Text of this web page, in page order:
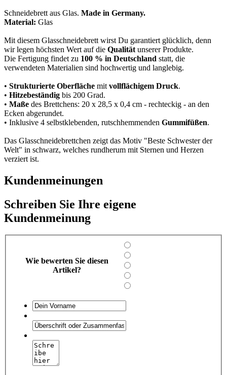
Schneidebrett aus Glas. Made in Germany.
Material: Glas
Mit diesem Glasschneidebrett wirst Du garantiert glücklich, denn
wir legen höchsten Wert auf die Qualität unserer Produkte.
Die Fertigung findet zu 100 % in Deutschland statt, die
verwendeten Materialien sind hochwertig und langlebig.
• Strukturierte Oberfläche mit vollflächigem Druck.
• Hitzebeständig bis 200 Grad.
• Maße des Brettchens: 20 x 28,5 x 0,4 cm - rechteckig - an den
Ecken abgerundet.
• Inklusive 4 selbstklebenden, rutschhemmenden Gummifüßen.
Das Glasschneidebrettchen zeigt das Motiv "Beste Schwester der
Welt" in schwarz, welches rundherum mit Sternen und Herzen
verziert ist.
Kundenmeinungen
Schreiben Sie Ihre eigene
Kundenmeinung
Wie bewerten Sie diesen
Artikel?